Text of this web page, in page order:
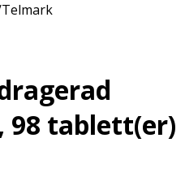
Telmark
98 tablett(er)